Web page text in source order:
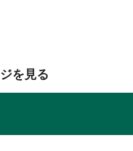
を見る